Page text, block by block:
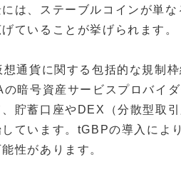
は、ステーブルコインが単
ていることが挙げられます。
通貨に関する包括的な規制枠
暗号資産サービスプロバイ
貯蓄口座やDEX（分散型取
ています。tGBPの導入によ
性があります。